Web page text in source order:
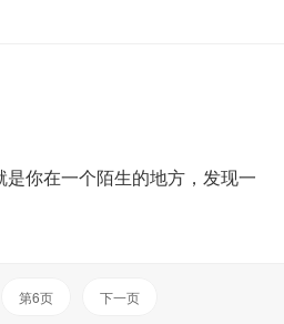
是你在一个陌生的地方，发现一
第6页 下一页